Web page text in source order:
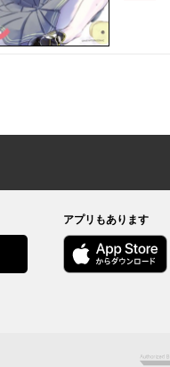
アプリもあります